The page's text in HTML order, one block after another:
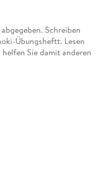
Schreiben
Übungsheftt. Lesen
Sie damit anderen